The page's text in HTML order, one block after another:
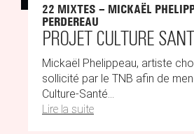
22 MIXTES – MICKAËL
PERDEREAU
PROJET CULTURE
Mickaël Phelippeau, artiste
sollicité par le TNB afin de
Culture-Santé...
Lire la suite